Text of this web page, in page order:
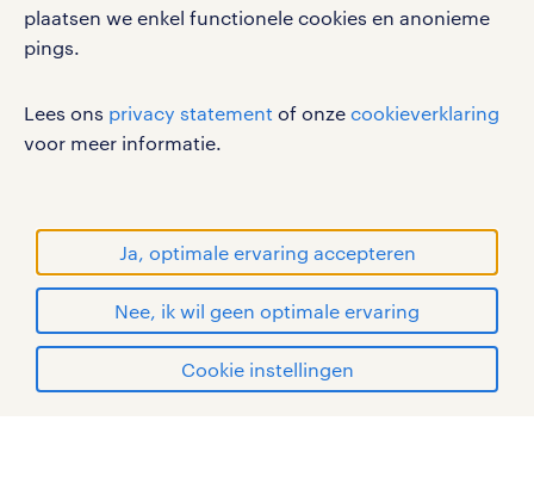
plaatsen we enkel functionele cookies en anonieme
pings.
Lees ons privacy statement of onze cookieverklaring
voor meer informatie.
Ja, optimale ervaring accepteren
Nee, ik wil geen optimale ervaring
Cookie instellingen
disclaimer
sitemap
RANDSTAD, HUMAN FORWARD en SHAPING THE
WORLD OF WORK zijn geregistreerde